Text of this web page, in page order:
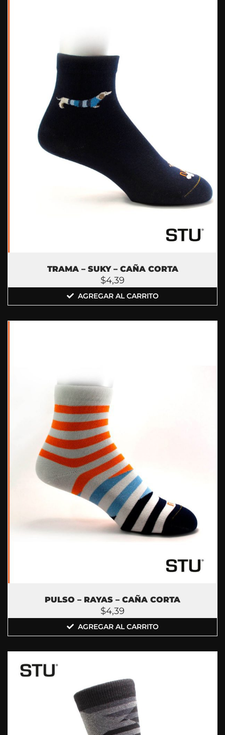
TRAMA – SUKY – CAÑA CORTA
$4,39
AGREGAR AL CARRITO
PULSO – RAYAS – CAÑA CORTA
$4,39
AGREGAR AL CARRITO